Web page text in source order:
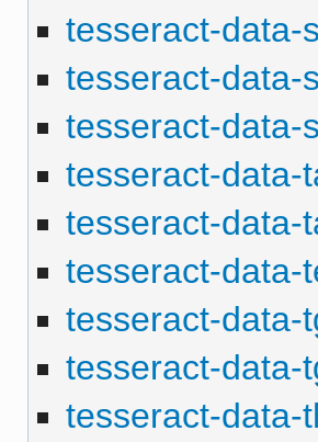
tesseract-data-
tesseract-data-
tesseract-data-
tesseract-data-
tesseract-data-
tesseract-data-
tesseract-data-
tesseract-data-
tesseract-data-